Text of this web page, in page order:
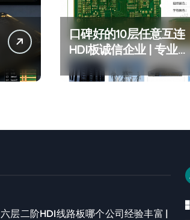
口碑好的10层任意互连
HDI板诚信企业 | 专业多
层HDI任意层互连板厂
家推荐 | 高可靠性10层
六层二阶HDI线路板哪个公司经验丰富 |